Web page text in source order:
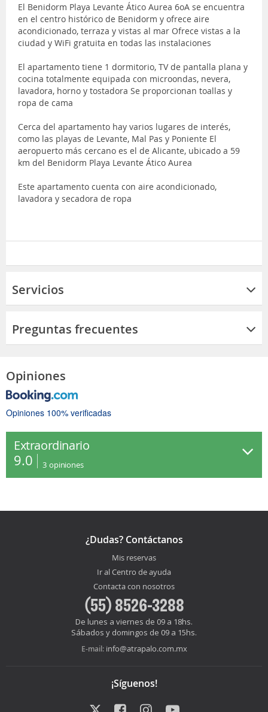
El Benidorm Playa Levante Ático Aurea 6oA se encuentra
en el centro histórico de Benidorm y ofrece aire
acondicionado, terraza y vistas al mar Ofrece vistas a la
ciudad y WiFi gratuita en todas las instalaciones
El apartamento tiene 1 dormitorio, TV de pantalla plana y
cocina totalmente equipada con microondas, nevera,
lavadora, horno y tostadora Se proporcionan toallas y
ropa de cama
Cerca del apartamento hay varios lugares de interés,
como las playas de Levante, Mal Pas y Poniente El
aeropuerto más cercano es el de Alicante, ubicado a 59
km del Benidorm Playa Levante Ático Aurea
Este apartamento cuenta con aire acondicionado,
lavadora y secadora de ropa
Servicios
Preguntas frecuentes
Opiniones
Opiniones 100% verificadas
Extraordinario
9.0 3 opiniones
¿Dudas? Contáctanos
Mis reservas
Ir al Centro de ayuda
Contacta con nosotros
(55) 8526-3288
De lunes a viernes de 09 a 18hs.
Sábados y domingos de 09 a 15hs.
E-mail: info@atrapalo.com.mx
¡Síguenos!